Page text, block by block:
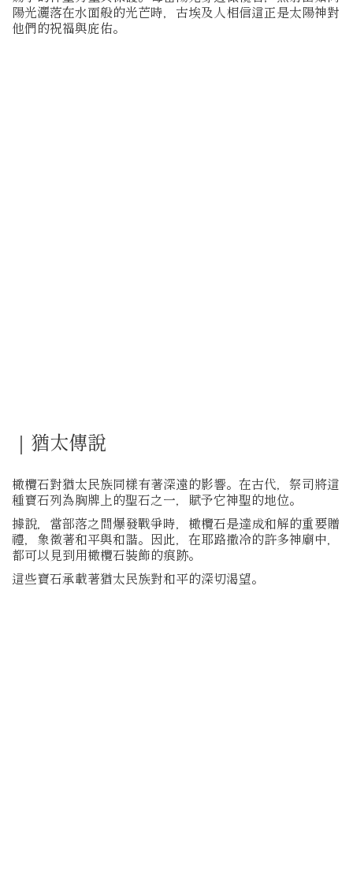
陽光灑落在水面般的光芒時，古埃及人相信這正是太陽神對
他們的祝福與庇佑。
｜猶太傳說
橄欖石對猶太民族同樣有著深遠的影響。在古代，祭司將這
種寶石列為胸牌上的聖石之一，賦予它神聖的地位。
據說，當部落之間爆發戰爭時，橄欖石是達成和解的重要贈
禮，象徵著和平與和諧。因此，在耶路撒冷的許多神廟中，
都可以見到用橄欖石裝飾的痕跡。
這些寶石承載著猶太民族對和平的深切渴望。